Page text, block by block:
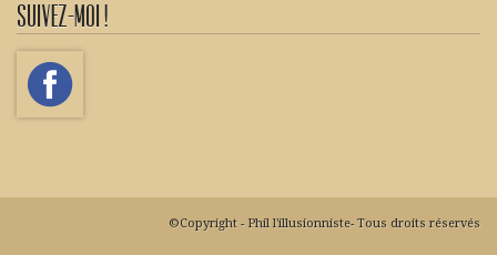
Suivez-moi !
©Copyright - Phil l'illusionniste- Tous droits réservés